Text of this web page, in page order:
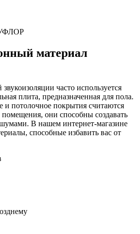
материал
часто используется
плита, предназначенная для пола.
и потолочное покрытия считаются
они способны создавать
В нашем интернет-магазине
способные избавить вас от